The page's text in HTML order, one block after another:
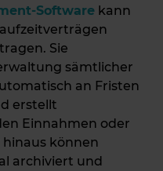
Software kann
Sie
sämtlicher
an Fristen
erstellt
Einnahmen oder
können
archiviert und